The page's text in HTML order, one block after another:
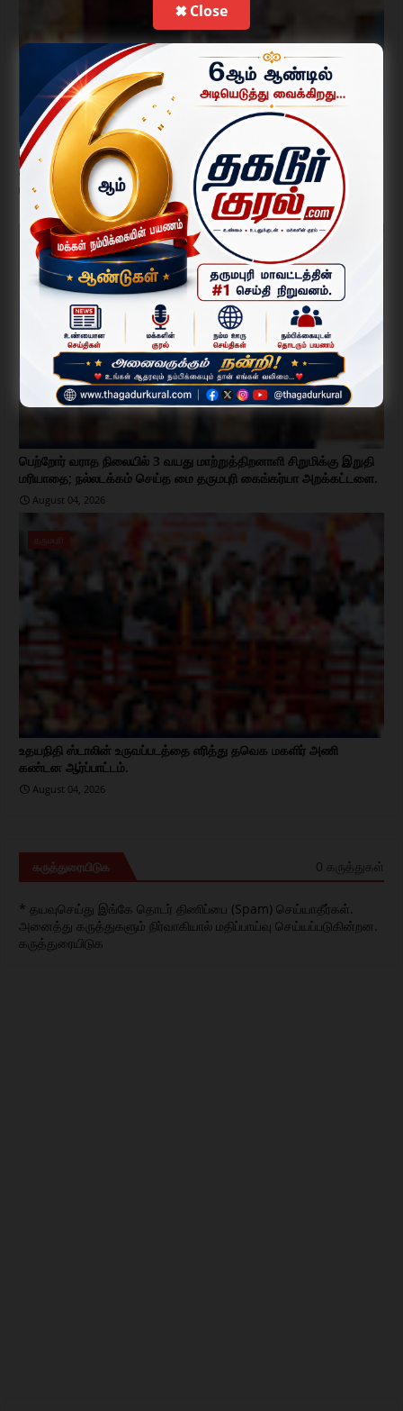
ரூ.70 கோடிக்கும் மேற்பட்ட புதிய வளர்ச்சித் திட்டங்களை காணொளி
காட்சி மூலம் திறந்து வைத்த முதலமைச்சர்; தருமபுரியில் ஆட்சியர்
பங்கேற்பு.
August 04, 2026
தருமபுரி
பெற்றோர் வராத நிலையில் 3 வயது மாற்றுத்திறனாளி சிறுமிக்கு இறுதி
மரியாதை; நல்லடக்கம் செய்த மை தருமபுரி கைங்கர்யா அறக்கட்டளை.
August 04, 2026
தருமபுரி
உதயநிதி ஸ்டாலின் உருவப்படத்தை எரித்து தவெக மகளிர் அணி
கண்டன ஆர்ப்பாட்டம்.
August 04, 2026
கருத்துரையிடுக 0 கருத்துகள்
* தயவுசெய்து இங்கே தொடர் திணிப்பை (Spam) செய்யாதீர்கள்.
அனைத்து கருத்துகளும் நிர்வாகியால் மதிப்பாய்வு செய்யப்படுகின்றன.
கருத்துரையிடுக
✖ Close